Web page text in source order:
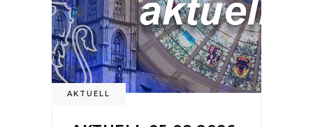
AKTUELL